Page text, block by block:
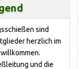
sind
herzlich im
und die